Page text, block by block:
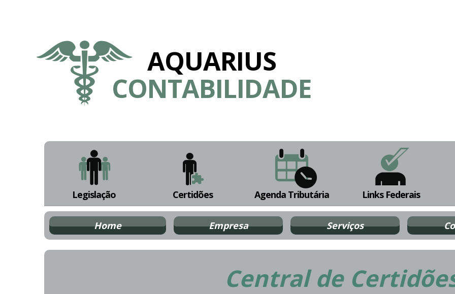
AQUARIUS
CONTABILIDADE
Legislação Certidões Agenda Tributária Links Federais
Home Empresa Serviços
Central de